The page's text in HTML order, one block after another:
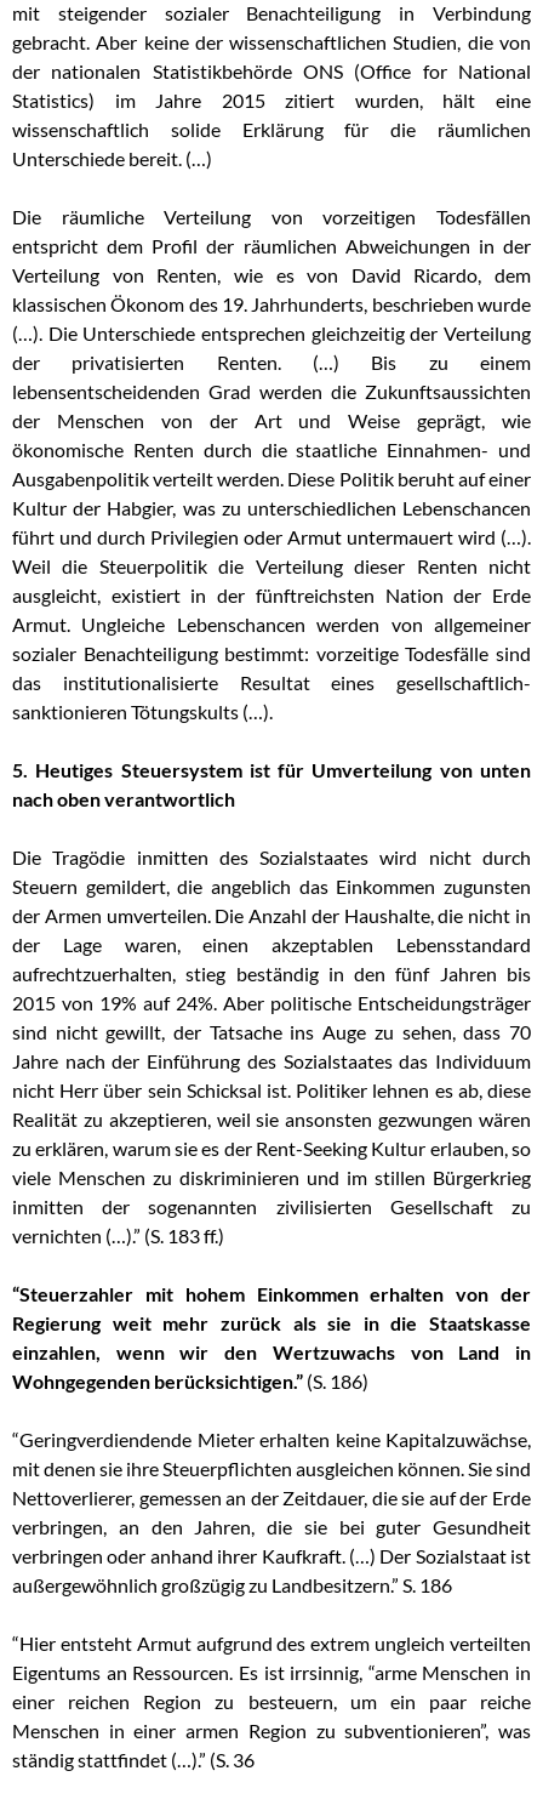
mit steigender sozialer Benachteiligung in Verbindung
gebracht. Aber keine der wissenschaftlichen Studien, die von
der nationalen Statistikbehörde ONS (Office for National
Statistics) im Jahre 2015 zitiert wurden, hält eine
wissenschaftlich solide Erklärung für die räumlichen
Unterschiede bereit. (…)
Die räumliche Verteilung von vorzeitigen Todesfällen
entspricht dem Profil der räumlichen Abweichungen in der
Verteilung von Renten, wie es von David Ricardo, dem
klassischen Ökonom des 19. Jahrhunderts, beschrieben wurde
(…). Die Unterschiede entsprechen gleichzeitig der Verteilung
der privatisierten Renten. (…) Bis zu einem
lebensentscheidenden Grad werden die Zukunftsaussichten
der Menschen von der Art und Weise geprägt, wie
ökonomische Renten durch die staatliche Einnahmen- und
Ausgabenpolitik verteilt werden. Diese Politik beruht auf einer
Kultur der Habgier, was zu unterschiedlichen Lebenschancen
führt und durch Privilegien oder Armut untermauert wird (…).
Weil die Steuerpolitik die Verteilung dieser Renten nicht
ausgleicht, existiert in der fünftreichsten Nation der Erde
Armut. Ungleiche Lebenschancen werden von allgemeiner
sozialer Benachteiligung bestimmt: vorzeitige Todesfälle sind
das institutionalisierte Resultat eines gesellschaftlich-
sanktionieren Tötungskults (…).
5. Heutiges Steuersystem ist für Umverteilung von unten
nach oben verantwortlich
Die Tragödie inmitten des Sozialstaates wird nicht durch
Steuern gemildert, die angeblich das Einkommen zugunsten
der Armen umverteilen. Die Anzahl der Haushalte, die nicht in
der Lage waren, einen akzeptablen Lebensstandard
aufrechtzuerhalten, stieg beständig in den fünf Jahren bis
2015 von 19% auf 24%. Aber politische Entscheidungsträger
sind nicht gewillt, der Tatsache ins Auge zu sehen, dass 70
Jahre nach der Einführung des Sozialstaates das Individuum
nicht Herr über sein Schicksal ist. Politiker lehnen es ab, diese
Realität zu akzeptieren, weil sie ansonsten gezwungen wären
zu erklären, warum sie es der Rent-Seeking Kultur erlauben, so
viele Menschen zu diskriminieren und im stillen Bürgerkrieg
inmitten der sogenannten zivilisierten Gesellschaft zu
vernichten (…).” (S. 183 ff.)
“Steuerzahler mit hohem Einkommen erhalten von der
Regierung weit mehr zurück als sie in die Staatskasse
einzahlen, wenn wir den Wertzuwachs von Land in
Wohngegenden berücksichtigen.” (S. 186)
“Geringverdiendende Mieter erhalten keine Kapitalzuwächse,
mit denen sie ihre Steuerpflichten ausgleichen können. Sie sind
Nettoverlierer, gemessen an der Zeitdauer, die sie auf der Erde
verbringen, an den Jahren, die sie bei guter Gesundheit
verbringen oder anhand ihrer Kaufkraft. (…) Der Sozialstaat ist
außergewöhnlich großzügig zu Landbesitzern.” S. 186
“Hier entsteht Armut aufgrund des extrem ungleich verteilten
Eigentums an Ressourcen. Es ist irrsinnig, “arme Menschen in
einer reichen Region zu besteuern, um ein paar reiche
Menschen in einer armen Region zu subventionieren”, was
ständig stattfindet (…).” (S. 36